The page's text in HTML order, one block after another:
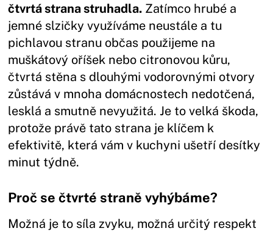
čtvrtá strana struhadla. Zatímco hrubé a
jemné slzičky využíváme neustále a tu
pichlavou stranu občas použijeme na
muškátový oříšek nebo citronovou kůru,
čtvrtá stěna s dlouhými vodorovnými otvory
zůstává v mnoha domácnostech nedotčená,
lesklá a smutně nevyužitá. Je to velká škoda,
protože právě tato strana je klíčem k
efektivitě, která vám v kuchyni ušetří desítky
minut týdně.
Proč se čtvrté straně vyhýbáme?
Možná je to síla zvyku, možná určitý respekt